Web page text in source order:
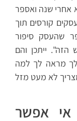
אחרי שנה ואספר
קורסים תוך
6 שנים לספר שהעסק סיפור
ייתכן והם
מראה לך למה
אפשר